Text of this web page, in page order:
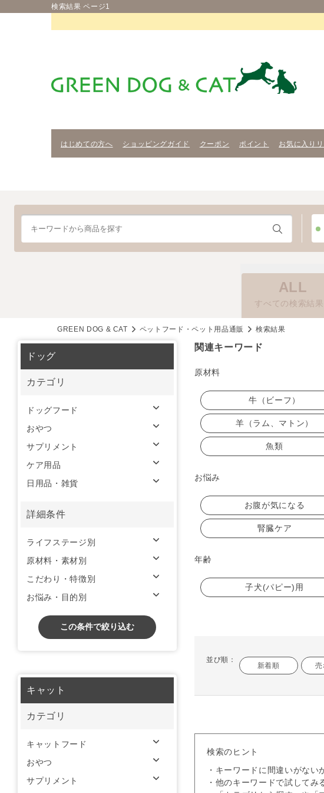
検索結果 ページ1
はじめての方へ ショッピングガイド クーポン ポイント お気に入りリ
ALL
すべての検索結果
GREEN DOG & CAT ペットフード・ペット用品通販 検索結果
関連キーワード
原材料
牛（ビーフ）
羊（ラム、マトン）
魚類
お悩み
お腹が気になる
腎臓ケア
年齢
子犬(パピー)用
並び順：
新着順 売
検索のヒント
・キーワードに間違いがない
・他のキーワードで試してみ
ドッグ
カテゴリ
ドッグフード
おやつ
サプリメント
ケア用品
日用品・雑貨
詳細条件
ライフステージ別
原材料・素材別
こだわり・特徴別
お悩み・目的別
この条件で絞り込む
キャット
カテゴリ
キャットフード
おやつ
サプリメント